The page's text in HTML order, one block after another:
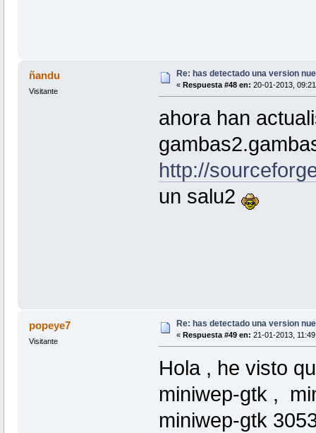
ñandu
Visitante
Re: has detectado una version
« Respuesta #48 en: 20-01-2013,
ahora han
http://
un salu2
popeye7
Visitante
Re: has detectado una version
« Respuesta #49 en: 21-01-2013,
Hola , he visto
miniwep-gtk ,
miniwep-gtk